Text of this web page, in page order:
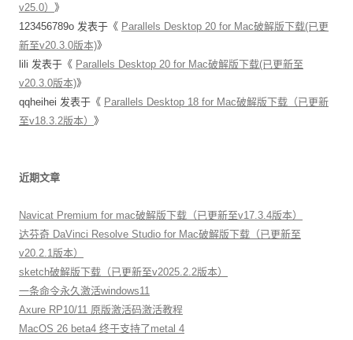
v25.0） 》
123456789o 发表于《 Parallels Desktop 20 for Mac破解版下载(已更
新至v20.3.0版本)》
lili 发表于《 Parallels Desktop 20 for Mac破解版下载(已更新至
v20.3.0版本)》
qqheihei 发表于《 Parallels Desktop 18 for Mac破解版下载（已更新
至v18.3.2版本） 》
近期文章
Navicat Premium for mac破解版下载（已更新至v17.3.4版本）
达芬奇 DaVinci Resolve Studio for Mac破解版下载（已更新至
v20.2.1版本）
sketch破解版下载（已更新至v2025.2.2版本）
一条命令永久激活windows11
Axure RP10/11 原版激活码激活教程
MacOS 26 beta4 终于支持了metal 4